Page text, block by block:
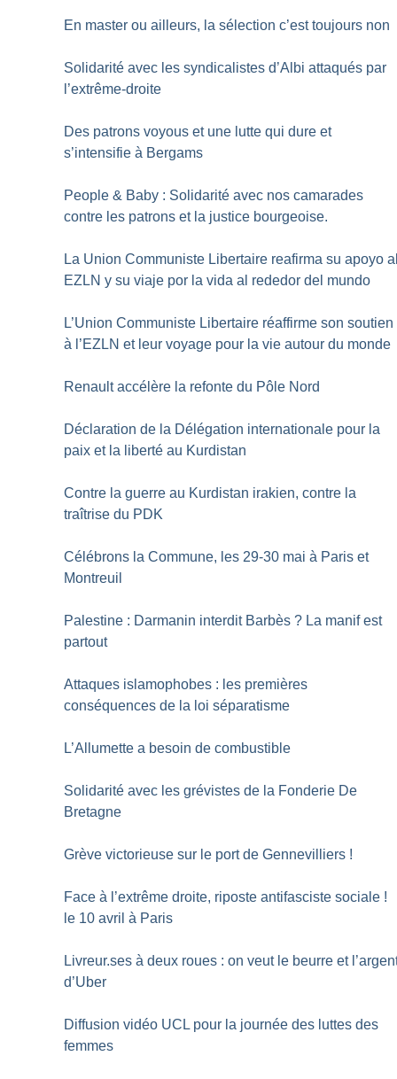
En master ou ailleurs, la sélection c’est toujours non
Solidarité avec les syndicalistes d’Albi attaqués par
l’extrême-droite
Des patrons voyous et une lutte qui dure et
s’intensifie à Bergams
People & Baby : Solidarité avec nos camarades
contre les patrons et la justice bourgeoise.
La Union Communiste Libertaire reafirma su apoyo
EZLN y su viaje por la vida al rededor del mundo
L’Union Communiste Libertaire réaffirme son soutien
à l’EZLN et leur voyage pour la vie autour du monde
Renault accélère la refonte du Pôle Nord
Déclaration de la Délégation internationale pour la
paix et la liberté au Kurdistan
Contre la guerre au Kurdistan irakien, contre la
traîtrise du PDK
Célébrons la Commune, les 29-30 mai à Paris et
Montreuil
Palestine : Darmanin interdit Barbès ? La manif est
partout
Attaques islamophobes : les premières
conséquences de la loi séparatisme
L’Allumette a besoin de combustible
Solidarité avec les grévistes de la Fonderie De
Bretagne
Grève victorieuse sur le port de Gennevilliers !
Face à l’extrême droite, riposte antifasciste sociale !
le 10 avril à Paris
Livreur.ses à deux roues : on veut le beurre et
d’Uber
Diffusion vidéo UCL pour la journée des luttes des
femmes